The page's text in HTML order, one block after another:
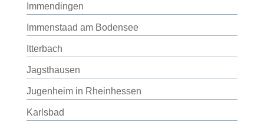
Immendingen
Immenstaad am Bodensee
Itterbach
Jagsthausen
Jugenheim in Rheinhessen
Karlsbad